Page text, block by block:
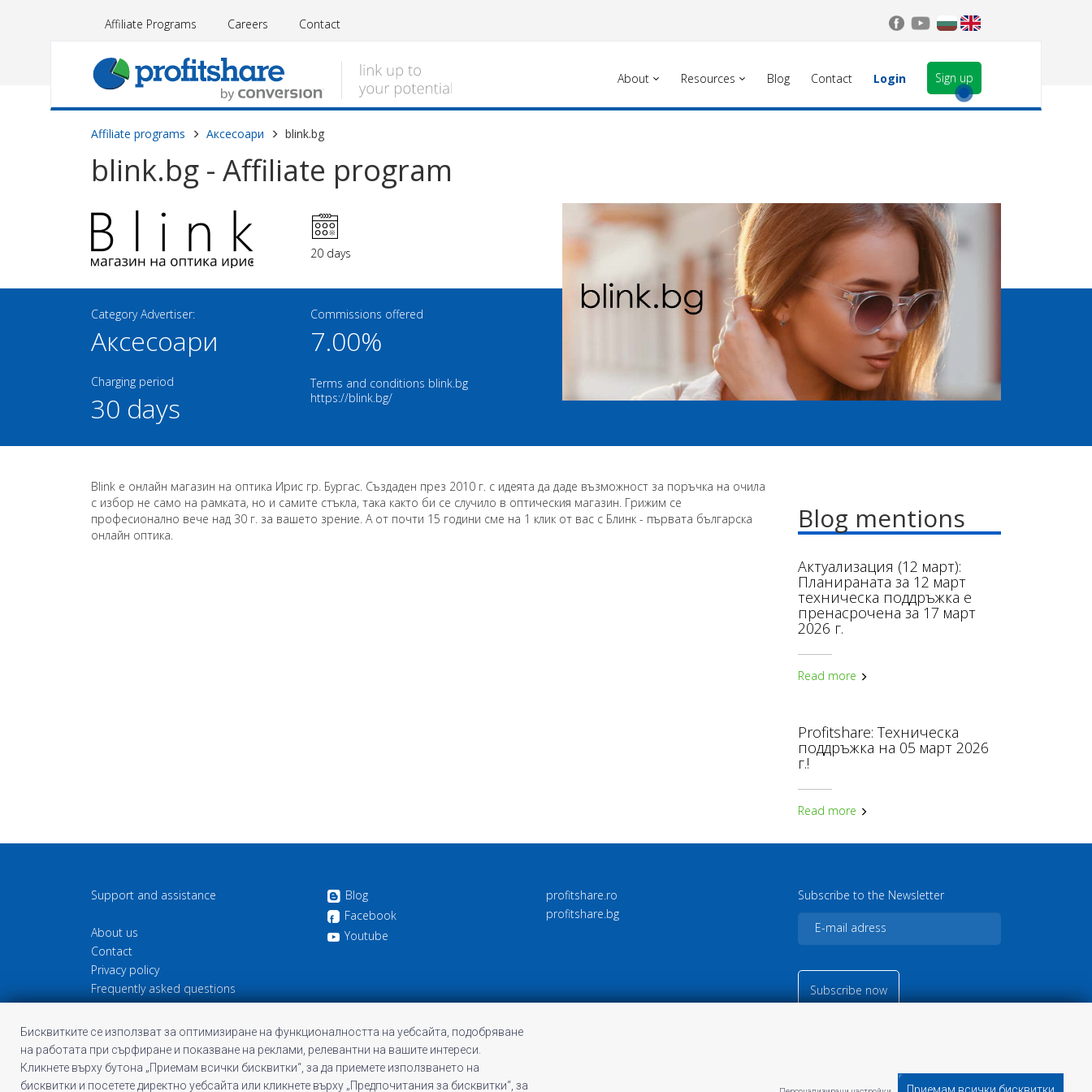
Affiliate Programs Careers Contact
About Resources Blog Contact Login Sign up
Affiliate programs Аксесоари blink.bg
blink.bg - Affiliate program
20 days
Category Advertiser:
Аксесоари
Charging period
30 days
Commissions offered
7.00%
Terms and conditions blink.bg
https://blink.bg/
Blink е онлайн магазин на оптика Ирис гр. Бургас. Създаден през 2010 г. с идеята да даде възможност за поръчка на очила
с избор нe само на рамката, но и самите стъкла, така както би се случило в оптическия магазин. Грижим се
професионално вече над 30 г. за вашето зрение. А от почти 15 години сме на 1 клик от вас с Блинк - първата българска
онлайн оптика.
Blog mentions
Актуализация (12 март):
Планираната за 12 март
техническа поддръжка е
пренасрочена за 17 март
2026 г.
Read more
Profitshare: Техническа
поддръжка на 05 март 2026
г.!
Read more
Support and assistance
About us
Contact
Privacy policy
Frequently asked questions
Cookie information
Terms and Conditions of Profitshare
Blog
Facebook
Youtube
profitshare.ro
profitshare.bg
Subscribe to the Newsletter
Subscribe now
Бисквитките се използват за оптимизиране на функционалността на уебсайта, подобряване
на работата при сърфиране и показване на реклами, релевантни на вашите интереси.
Кликнете върху бутона „Приемам всички бисквитки“, за да приемете използването на
бисквитки и посетете директно уебсайта или кликнете върху „Предпочитания за бисквитки“, за